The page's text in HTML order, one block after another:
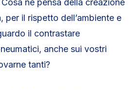
ne pensa della creazione
per il rispetto dell’ambiente e
il contrastare
anche sui vostri
tanti?